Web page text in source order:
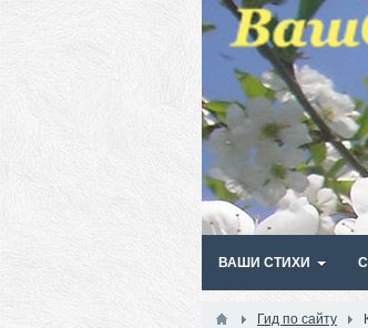
ВАШИ СТИХИ
Гид по сайту